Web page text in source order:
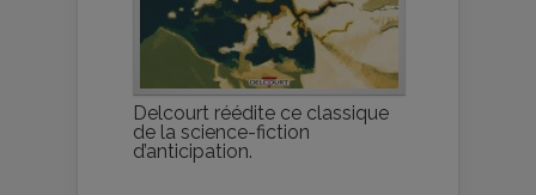
Delcourt réédite ce classique
de la science-fiction
d’anticipation.